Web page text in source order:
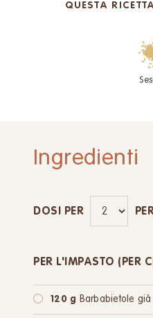
QUESTA
Ingredienti
DOSI PER
PER L'IMPASTO (PER
120 g Barbabietole già